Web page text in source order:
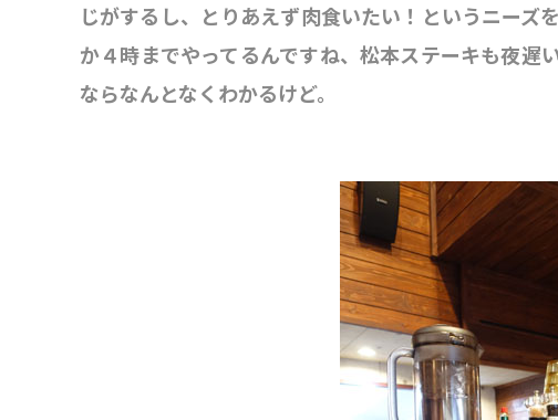
じがするし、とりあえず肉食いたい！というニーズ
か４時までやってるんですね、松本ステーキも夜
ならなんとなくわかるけど。